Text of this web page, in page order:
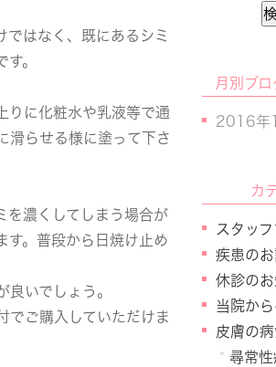
ではなく、既にあるシミ
。
りに化粧水や乳液等で通
滑らせる様に塗って下さ
を濃くしてしまう場合が
す。普段から日焼け止め
いでしょう。
でご購入していただけま
月別ブ
2016年
カ
スタッ
疾患のお
休診の
当院か
皮膚の
尋常性